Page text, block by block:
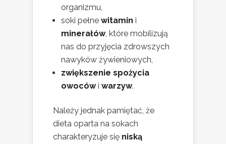
organizmu,
soki pełne witamin i
minerałów, które mobilizują
nas do przyjęcia zdrowszych
nawyków żywieniowych,
zwiększenie spożycia
owocówi warzyw.
Należy jednak pamiętać, że
dieta oparta na sokach
charakteryzuje się niską